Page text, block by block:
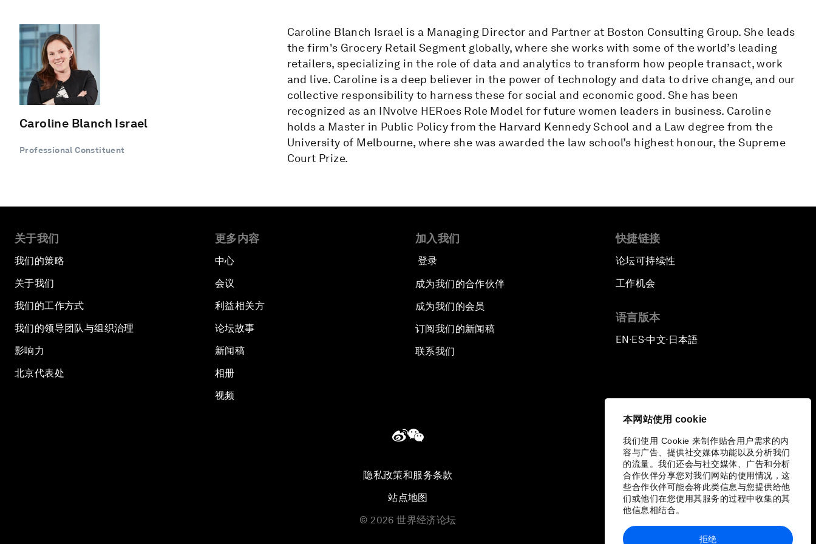
本网站使用 cookie
我们使用 Cookie 来制作贴合用户需求的内
容与广告、提供社交媒体功能以及分析我们
的流量。我们还会与社交媒体、广告和分析
合作伙伴分享您对我们网站的使用情况，这
些合作伙伴可能会将此类信息与您提供给他
们或他们在您使用其服务的过程中收集的其
他信息相结合。
拒绝
Caroline Blanch Israel
Professional Constituent
Caroline Blanch Israel is a Managing Director and Partner at Boston Consulting Group. She leads
the firm's Grocery Retail Segment globally, where she works with some of the world’s leading
retailers, specializing in the role of data and analytics to transform how people transact, work
and live. Caroline is a deep believer in the power of technology and data to drive change, and our
collective responsibility to harness these for social and economic good. She has been
recognized as an INvolve HERoes Role Model for future women leaders in business. Caroline
holds a Master in Public Policy from the Harvard Kennedy School and a Law degree from the
University of Melbourne, where she was awarded the law school’s highest honour, the Supreme
Court Prize.
关于我们
我们的策略
关于我们
我们的工作方式
我们的领导团队与组织治理
影响力
北京代表处
更多内容
中心
会议
利益相关方
论坛故事
新闻稿
相册
视频
加入我们
登录
成为我们的合作伙伴
成为我们的会员
订阅我们的新闻稿
联系我们
快捷链接
论坛可持续性
工作机会
语言版本
EN ▪ES▪中文▪ 日本語
隐私政策和服务条款
站点地图
© 2026 世界经济论坛